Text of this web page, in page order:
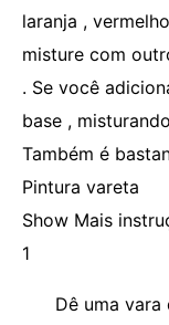
laranja ,
misture com
. Se você
base ,
Também é
Pintura vareta
Show Mais
1
Dê uma